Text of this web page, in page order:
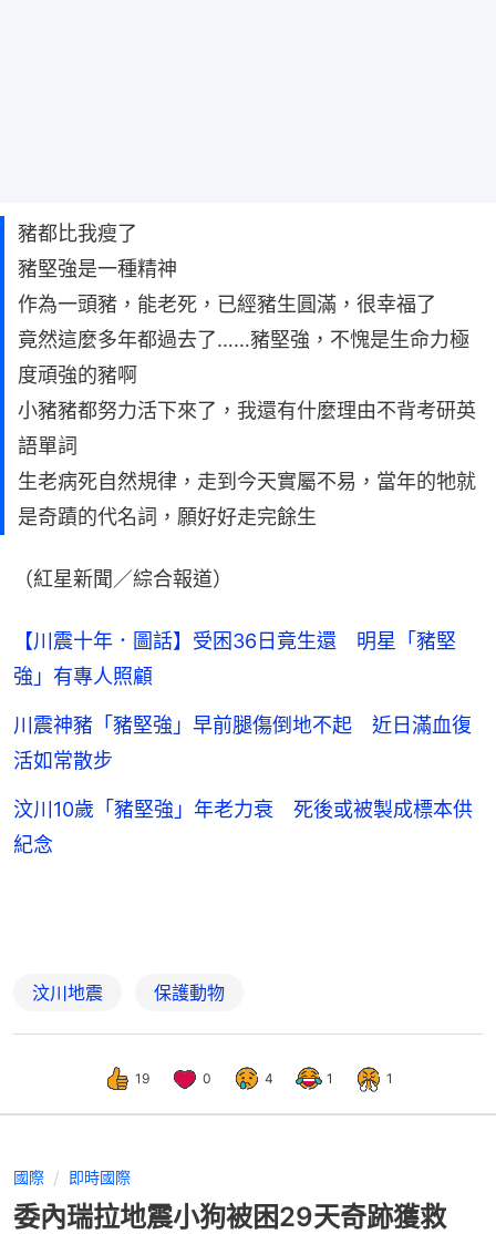
豬都比我瘦了
豬堅強是一種精神
作為一頭豬，能老死，已經豬生圓滿，很幸福了
竟然這麼多年都過去了……豬堅強，不愧是生命力極
度頑強的豬啊
小豬豬都努力活下來了，我還有什麼理由不背考研英
語單詞
生老病死自然規律，走到今天實屬不易，當年的牠就
是奇蹟的代名詞，願好好走完餘生
（紅星新聞／綜合報道）
【川震十年．圖話】受困36日竟生還 明星「豬堅
強」有專人照顧
川震神豬「豬堅強」早前腿傷倒地不起 近日滿血復
活如常散步
汶川10歲「豬堅強」年老力衰 死後或被製成標本供
紀念
汶川地震 保護動物
19 0 4 1 1
國際 即時國際
委內瑞拉地震小狗被困29天奇跡獲救